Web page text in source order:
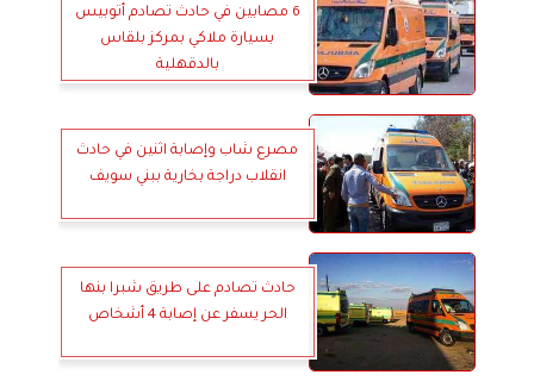
6 مصابين في حادث تصادم أتوبيس
بسيارة ملاكي بمركز بلقاس
بالدقهلية
مصرع شاب وإصابة اثنين في حادث
انقلاب دراجة بخارية ببني سويف
حادث تصادم على طريق شبرا بنها
الحر يسفر عن إصابة 4 أشخاص